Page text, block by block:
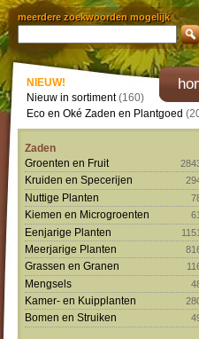
meerdere zoekwoorden mogelijk
NIEUW!
Nieuw in sortiment(160)
Eco en Oké Zaden en Plantgoed
Zaden
Groenten en Fruit
Kruiden en Specerijen
Nuttige Planten
Kiemen en Microgroenten 61
Eenjarige Planten 1151
Meerjarige Planten
Grassen en Granen
Mengsels
Kamer- en Kuipplanten
Bomen en Struiken